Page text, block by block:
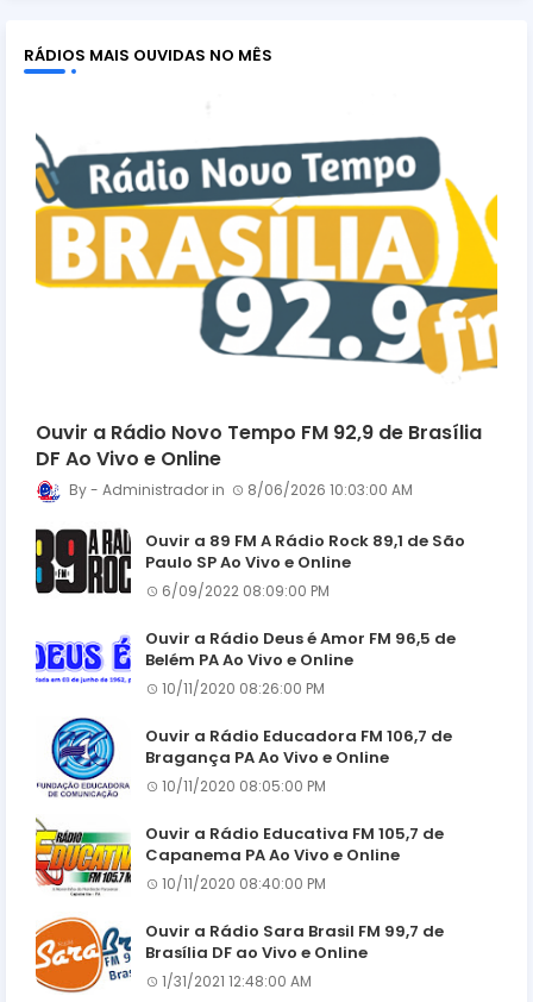
RÁDIOS MAIS OUVIDAS NO MÊS
Ouvir a Rádio Novo Tempo FM 92,9 de Brasília
DF Ao Vivo e Online
Administrador 8/06/2026 10:03:00 AM
Ouvir a 89 FM A Rádio Rock 89,1 de São
Paulo SP Ao Vivo e Online
6/09/2022 08:09:00 PM
Ouvir a Rádio Deus é Amor FM 96,5 de
Belém PA Ao Vivo e Online
10/11/2020 08:26:00 PM
Ouvir a Rádio Educadora FM 106,7 de
Bragança PA Ao Vivo e Online
10/11/2020 08:05:00 PM
Ouvir a Rádio Educativa FM 105,7 de
Capanema PA Ao Vivo e Online
10/11/2020 08:40:00 PM
Ouvir a Rádio Sara Brasil FM 99,7 de
Brasília DF ao Vivo e Online
1/31/2021 12:48:00 AM